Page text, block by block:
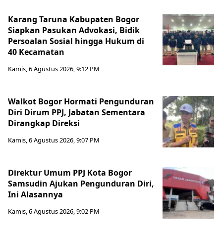
Karang Taruna Kabupaten Bogor
Siapkan Pasukan Advokasi, Bidik
Persoalan Sosial hingga Hukum di
40 Kecamatan
Kamis, 6 Agustus 2026, 9:12 PM
Walkot Bogor Hormati Pengunduran
Diri Dirum PPJ, Jabatan Sementara
Dirangkap Direksi
Kamis, 6 Agustus 2026, 9:07 PM
Direktur Umum PPJ Kota Bogor
Samsudin Ajukan Pengunduran Diri,
Ini Alasannya
Kamis, 6 Agustus 2026, 9:02 PM